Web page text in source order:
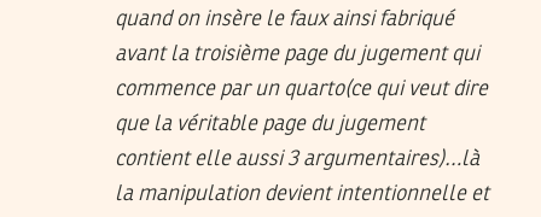
quand on insère le faux ainsi fabriqué
avant la troisième page du jugement qui
commence par un quarto(ce qui veut dire
que la véritable page du jugement
contient elle aussi 3 argumentaires)…là
la manipulation devient intentionnelle et